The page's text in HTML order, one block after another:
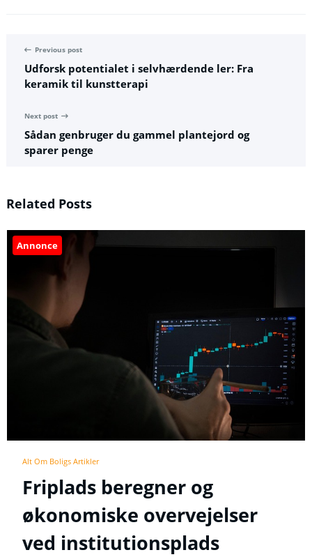
Previous post
Udforsk potentialet i selvhærdende ler: Fra
keramik til kunstterapi
Next post
Sådan genbruger du gammel plantejord og
sparer penge
Related Posts
Annonce
Alt Om Boligs Artikler
Friplads beregner og
økonomiske overvejelser
ved institutionsplads